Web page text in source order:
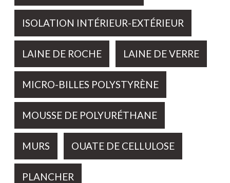
ISOLATION INTÉRIEUR-EXTÉRIEUR
LAINE DE ROCHE LAINE DE VERRE
MICRO-BILLES POLYSTYRÈNE
MOUSSE DE POLYURÉTHANE
MURS OUATE DE CELLULOSE
PLANCHER